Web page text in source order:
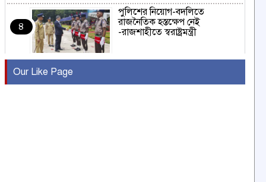
৪
পুলিশের নিয়োগ-বদলিতে
রাজনৈতিক হস্তক্ষেপ নেই
-রাজশাহীতে স্বরাষ্ট্রমন্ত্রী
৫
Our Like Page